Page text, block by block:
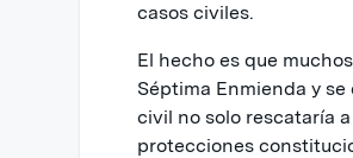
casos civiles.
El hecho es que
Séptima Enmienda y
civil no solo rescataría
protecciones